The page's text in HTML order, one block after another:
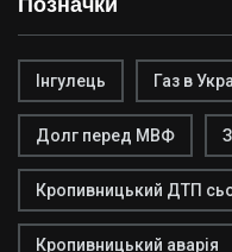
Інгулець Газ в
Долг перед МВФ
Кропивницький ДТП
Кропивницький аварія